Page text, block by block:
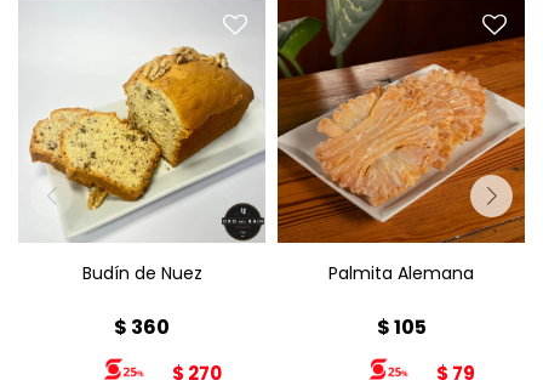
Budín de Nuez x1
Peso: 500g
Budín de Nuez
$ 360
$ 270
Palmita Alemana Grande
x1
Palmita Alemana
$105
$ 79